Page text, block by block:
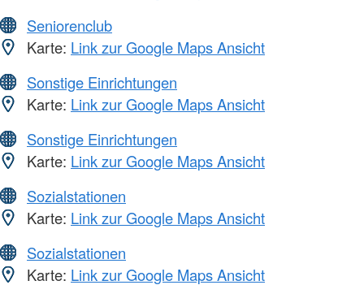
Seniorenclub
Karte: Link zur Google Maps Ansicht
Sonstige Einrichtungen
Karte: Link zur Google Maps Ansicht
Sonstige Einrichtungen
Karte: Link zur Google Maps Ansicht
Sozialstationen
Karte: Link zur Google Maps Ansicht
Sozialstationen
Karte: Link zur Google Maps Ansicht